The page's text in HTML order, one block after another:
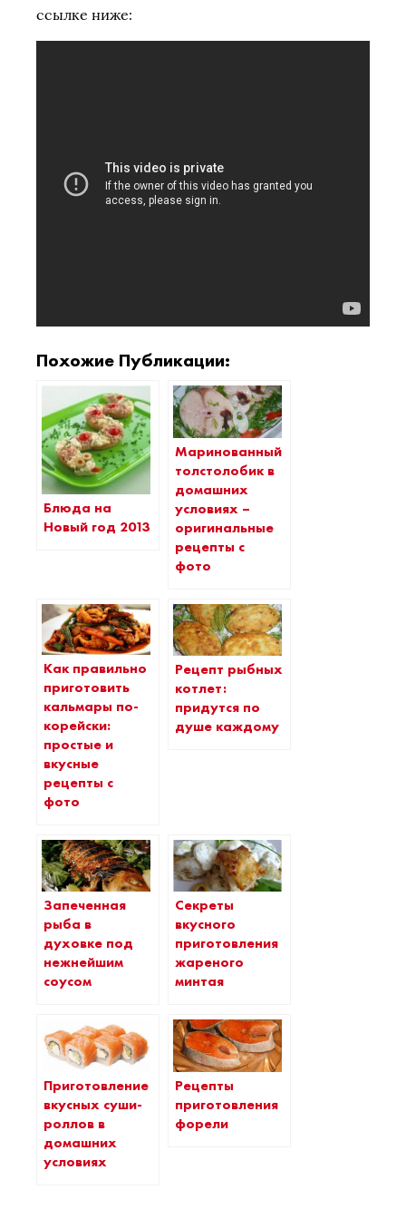
ссылке ниже:
Похожие Публикации:
Блюда на
Новый год 2013
Маринованный
толстолобик в
домашних
условиях –
оригинальные
рецепты с
фото
Как правильно
приготовить
кальмары по-
корейски:
простые и
вкусные
рецепты с
фото
Рецепт рыбных
котлет:
придутся по
душе каждому
Запеченная
рыба в
духовке под
нежнейшим
соусом
Секреты
вкусного
приготовления
жареного
минтая
Приготовление
вкусных суши-
роллов в
домашних
условиях
Рецепты
приготовления
форели